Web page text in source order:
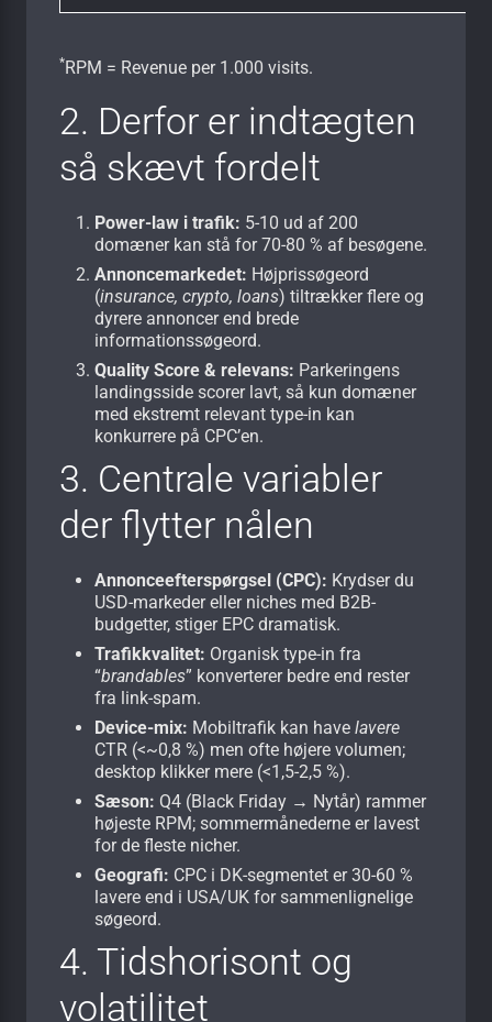
*RPM = Revenue per 1.000 visits.
2. Derfor er indtægten
så skævt fordelt
Power-law i trafik: 5-10 ud af 200
domæner kan stå for 70-80 % af besøgene.
Annoncemarkedet: Højprissøgeord
(insurance, crypto, loans) tiltrækker flere og
dyrere annoncer end brede
informationssøgeord.
Quality Score & relevans: Parkeringens
landingsside scorer lavt, så kun domæner
med ekstremt relevant type-in kan
konkurrere på CPC’en.
3. Centrale variabler
der flytter nålen
Annonceefterspørgsel (CPC): Krydser du
USD-markeder eller niches med B2B-
budgetter, stiger EPC dramatisk.
Trafikkvalitet: Organisk type-in fra
“brandables” konverterer bedre end rester
fra link-spam.
Device-mix: Mobiltrafik kan have lavere
CTR (<~0,8 %) men ofte højere volumen;
desktop klikker mere (<1,5-2,5 %).
Sæson: Q4 (Black Friday → Nytår) rammer
højeste RPM; sommermånederne er lavest
for de fleste nicher.
Geografi: CPC i DK-segmentet er 30-60 %
lavere end i USA/UK for sammenlignelige
søgeord.
4. Tids­horisont og
volatilitet